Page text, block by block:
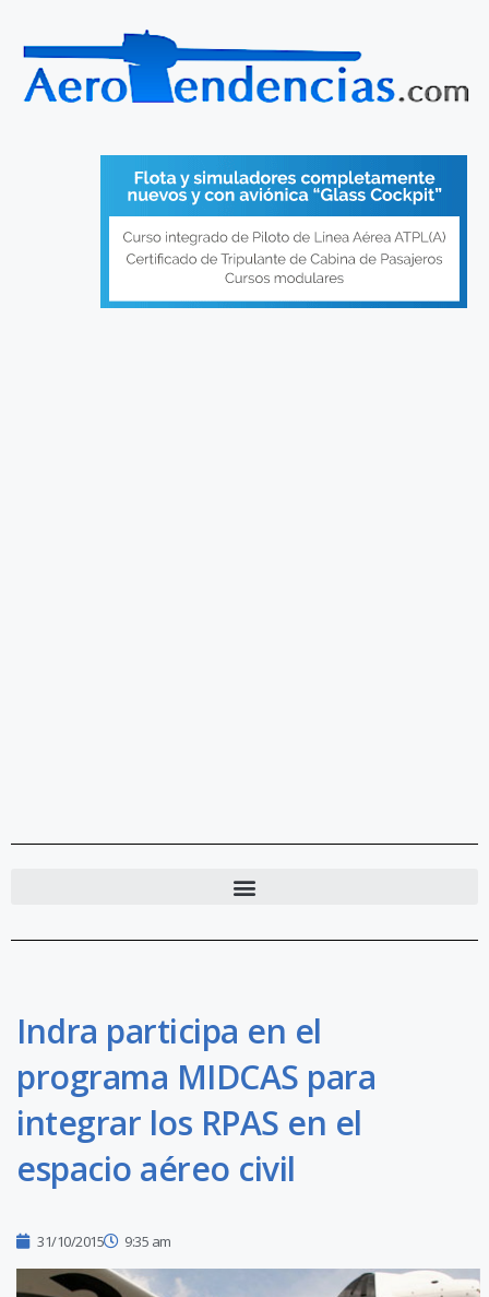
Indra participa en el
programa MIDCAS para
integrar los RPAS en el
espacio aéreo civil
31/10/2015 9:35 am